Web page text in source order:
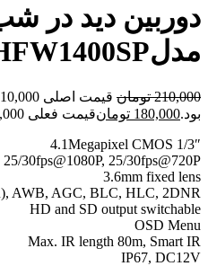
دوربین دید در
مدلDH-HAC-HFW1400SP
210,000 تومان
بود.180,000 تومانقیمت فعلی 180,000 تومان است.
1/3″ 4.1Megapixel CMOS
30fps@1080P, 25/30fps@720P
3.6mm fixed lens
AWB, AGC, BLC, HLC, 2DNR
HD and SD output switchable
OSD Menu
Max. IR length 80m, Smart IR
IP67, DC12V